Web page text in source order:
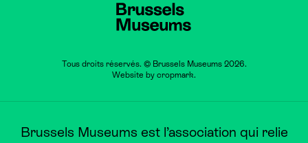
Tous droits réservés. © Brussels Museums 2026.
Website by cropmark.
Brussels Museums est l’association qui relie